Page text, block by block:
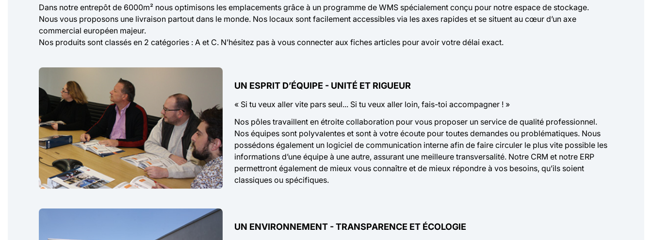
Dans notre entrepôt de 6000m² nous optimisons les emplacements grâce à un programme de WMS spécialement conçu pour notre espace de stockage.
Nous vous proposons une livraison partout dans le monde. Nos locaux sont facilement accessibles via les axes rapides et se situent au cœur d’un axe
commercial européen majeur.
Nos produits sont classés en 2 catégories : A et C. N’hésitez pas à vous connecter aux fiches articles pour avoir votre délai exact.
UN ESPRIT D’ÉQUIPE - UNITÉ ET RIGUEUR
« Si tu veux aller vite pars seul... Si tu veux aller loin, fais-toi accompagner ! »
Nos pôles travaillent en étroite collaboration pour vous proposer un service de qualité professionnel.
Nos équipes sont polyvalentes et sont à votre écoute pour toutes demandes ou problématiques. Nous
possédons également un logiciel de communication interne afin de faire circuler le plus vite possible les
informations d’une équipe à une autre, assurant une meilleure transversalité. Notre CRM et notre ERP
permettront également de mieux vous connaître et de mieux répondre à vos besoins, qu’ils soient
classiques ou spécifiques.
UN ENVIRONNEMENT - TRANSPARENCE ET ÉCOLOGIE